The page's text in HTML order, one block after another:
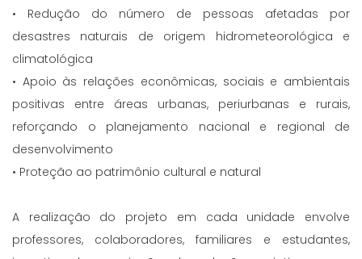
• Redução do número de pessoas afetadas por
desastres naturais de origem hidrometeorológica e
climatológica
• Apoio às relações econômicas, sociais e ambientais
positivas entre áreas urbanas, periurbanas e rurais,
reforçando o planejamento nacional e regional de
desenvolvimento
• Proteção ao patrimônio cultural e natural
A realização do projeto em cada unidade envolve
professores, colaboradores, familiares e estudantes,